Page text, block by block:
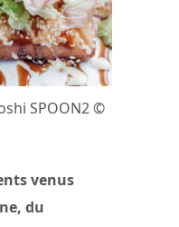
SPOON2 ©
venus
du